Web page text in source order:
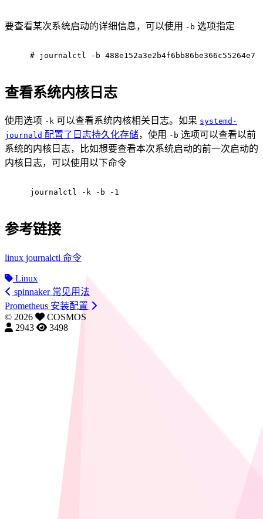
要查看某次系统启动的详细信息，可以使用 -b 选项指定
# journalctl -b 488e152a3e2b4f6bb86be366c55264e7
查看系统内核日志
使用选项 -k 可以查看系统内核相关日志。如果 systemd-
journald 配置了日志持久化存储，使用 -b 选项可以查看以前
系统的内核日志，比如想要查看本次系统启动的前一次启动的
内核日志，可以使用以下命令
journalctl -k -b -1
参考链接
linux journalctl 命令
Linux
spinnaker 常见用法
Prometheus 安装配置
© 2026
COSMOS
2943
3498